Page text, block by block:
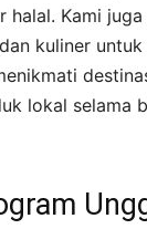
halal. Kami
kuliner
lokal selama